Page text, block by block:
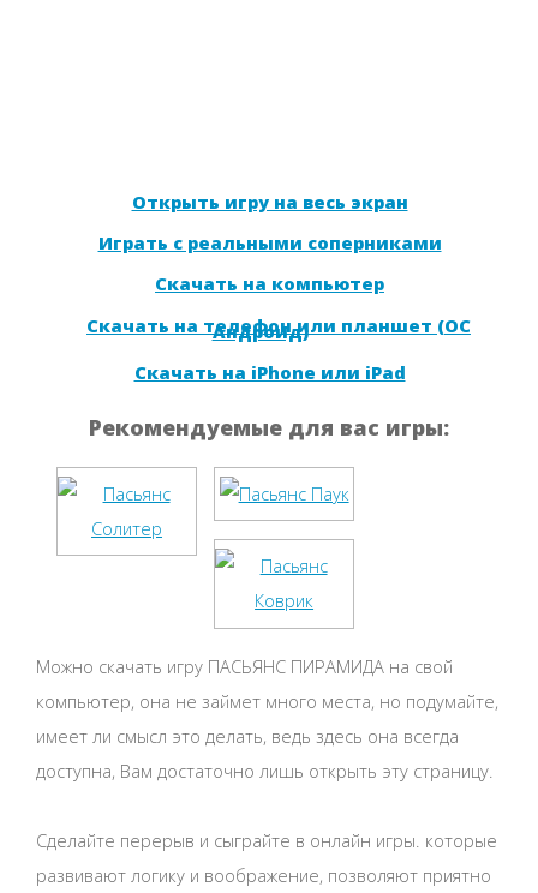
Открыть игру на весь экран
Играть с реальными соперниками
Скачать на компьютер
Скачать на телефон или планшет (ОС
Андроид)
Скачать на iPhone или iPad
Рекомендуемые для вас игры:
Можно скачать игру ПАСЬЯНС ПИРАМИДА на свой
компьютер, она не займет много места, но подумайте,
имеет ли смысл это делать, ведь здесь она всегда
доступна, Вам достаточно лишь открыть эту страницу.
Сделайте перерыв и сыграйте в онлайн игры. которые
развивают логику и воображение, позволяют приятно